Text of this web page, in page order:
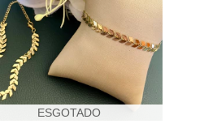
ESGOTADO